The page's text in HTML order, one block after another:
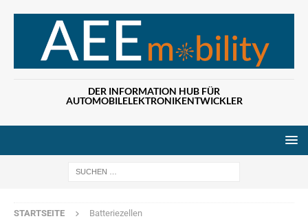
DER INFORMATION HUB FÜR
AUTOMOBILELEKTRONIKENTWICKLER
STARTSEITE Batteriezellen